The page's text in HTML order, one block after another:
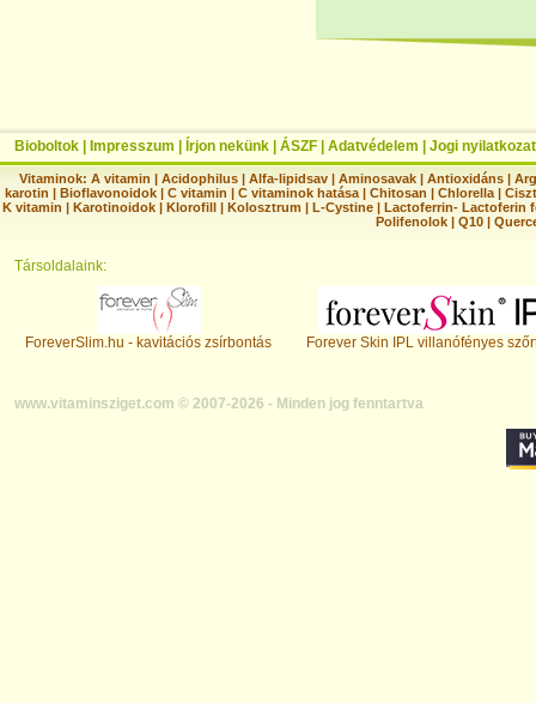
Bioboltok Impresszum Írjon nekünk ÁSZF Adatvédelem Jogi nyilatkozat
Vitaminok: A vitamin |Acidophilus |Alfa-lipidsav |Aminosavak |Antioxidáns |
karotin | Bioflavonoidok | C vitamin | C vitaminok hatása | Chitosan | Chlorella |
K vitamin | Karotinoidok | Klorofill | Kolosztrum | L-Cystine | Lactoferrin- Lactoferin
Polifenolok |Q10 |
Társoldalaink:
ForeverSlim.hu - kavitációs zsírbontás Forever Skin IPL villanófényes
www.vitaminsziget.com © 2007-2026 - Minden jog fenntartva